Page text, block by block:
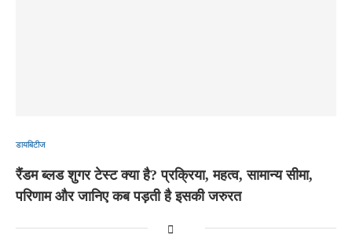
डायबिटीज
रैंडम ब्लड शुगर टेस्ट क्या है? प्रक्रिया, महत्व, सामान्य सीमा,
परिणाम और जानिए कब पड़ती है इसकी जरुरत